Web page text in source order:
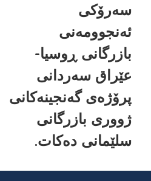
سەرۆکی
ئەنجوومەنی
بازرگانی ڕوسیا-
عێراق سەردانی
پرۆژەی گەنجینەکانی
ژووری بازرگانی
سلێمانی دەکات.